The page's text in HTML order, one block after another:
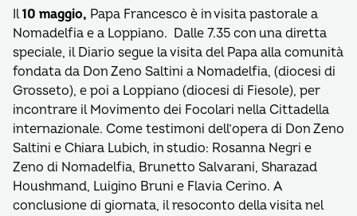
Il10 maggio, Papa Francesco è in visita pastorale a
Nomadelfia e a Loppiano. Dalle 7.35 con una diretta
speciale, il Diario segue la visita del Papa alla comunità
fondata da Don Zeno Saltini a Nomadelfia, (diocesi di
Grosseto), e poi a Loppiano (diocesi di Fiesole), per
incontrare il Movimento dei Focolari nella Cittadella
internazionale. Come testimoni dell’opera di Don Zeno
Saltini e Chiara Lubich, in studio: Rosanna Negri e
Zeno di Nomadelfia, Brunetto Salvarani, Sharazad
Houshmand, Luigino Bruni e Flavia Cerino. A
conclusione di giornata, il resoconto della visita nel